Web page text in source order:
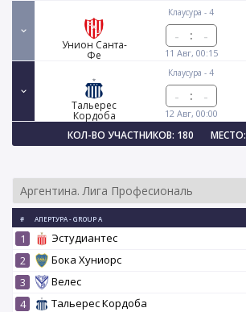
Клаусура - 4
Унион Санта-
Фе
:
11 Авг, 00:15
Клаусура - 4
Тальерес
Кордоба
:
12 Авг, 00:00
КОЛ-ВО УЧАСТНИКОВ: 180
МЕСТО:
# АПЕРТУРА - GROUP A
1 Эстудиантес
2
Бока Хуниорс
3
Велес
4
Тальерес Кордоба